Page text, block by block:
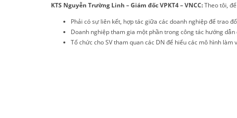
KTS Nguyễn Trường Linh – Giám đốc VPKT4 – VNCC:Theo tôi,
Phải có sự liên kết, hợp tác giữa các doanh nghiệp để trao
Doanh nghiệp tham gia một phần trong công tác hướng
Tổ chức cho SV tham quan các DN để hiểu các mô hình